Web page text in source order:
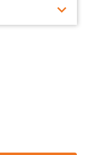
expand_more